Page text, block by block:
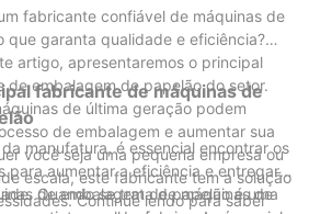
fabricante confiável de máquinas de
que garanta qualidade e eficiência?
artigo, apresentaremos o principal
de embalagem de papelão do setor.
de última geração podem
de embalagem e aumentar sua
você seja uma pequena empresa ou
escala, este fabricante tem a solução
Continue lendo para saber
fabricante de máquinas de
manufatura, é essencial encontrar os
para aumentar a eficiência e entregar
Quando se trata de máquinas de
de embalagem de papelão é uma